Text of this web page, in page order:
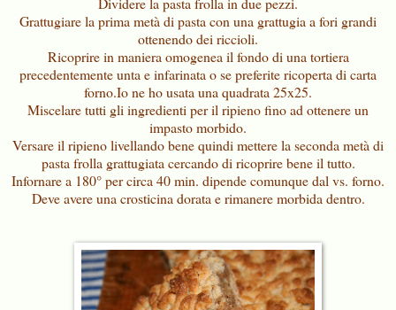
Grattugiare la prima metà di pasta con una grattugia a fori grandi
ottenendo dei riccioli.
Ricoprire in maniera omogenea il fondo di una tortiera
precedentemente unta e infarinata o se preferite ricoperta di carta
forno.Io ne ho usata una quadrata 25x25.
Miscelare tutti gli ingredienti per il ripieno fino ad ottenere un
impasto morbido.
Versare il ripieno livellando bene quindi mettere la seconda metà di
pasta frolla grattugiata cercando di ricoprire bene il tutto.
Infornare a 180° per circa 40 min. dipende comunque dal vs. forno.
Deve avere una crosticina dorata e rimanere morbida dentro.